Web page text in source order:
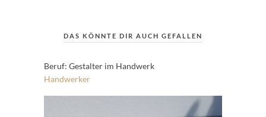
DAS KÖNNTE DIR AUCH GEFALLEN
Beruf: Gestalter im Handwerk
Handwerker